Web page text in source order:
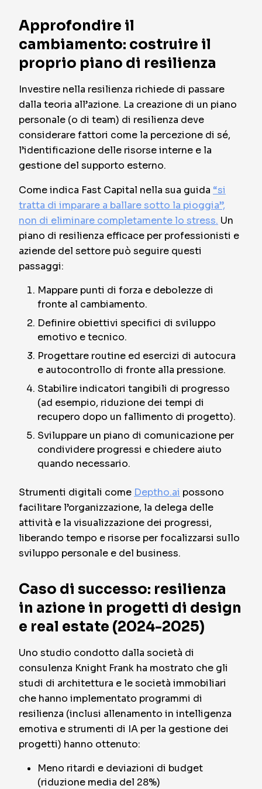
Approfondire il
cambiamento: costruire il
proprio piano di resilienza
Investire nella resilienza richiede di passare
dalla teoria all’azione. La creazione di un piano
personale (o di team) di resilienza deve
considerare fattori come la percezione di sé,
l’identificazione delle risorse interne e la
gestione del supporto esterno.
Come indica Fast Capital nella sua guida “si
tratta di imparare a ballare sotto la pioggia”,
non di eliminare completamente lo stress. Un
piano di resilienza efficace per professionisti e
aziende del settore può seguire questi
passaggi:
Mappare punti di forza e debolezze di
fronte al cambiamento.
Definire obiettivi specifici di sviluppo
emotivo e tecnico.
Progettare routine ed esercizi di autocura
e autocontrollo di fronte alla pressione.
Stabilire indicatori tangibili di progresso
(ad esempio, riduzione dei tempi di
recupero dopo un fallimento di progetto).
Sviluppare un piano di comunicazione per
condividere progressi e chiedere aiuto
quando necessario.
Strumenti digitali come Deptho.ai possono
facilitare l’organizzazione, la delega delle
attività e la visualizzazione dei progressi,
liberando tempo e risorse per focalizzarsi sullo
sviluppo personale e del business.
Caso di successo: resilienza
in azione in progetti di design
e real estate (2024-2025)
Uno studio condotto dalla società di
consulenza Knight Frank ha mostrato che gli
studi di architettura e le società immobiliari
che hanno implementato programmi di
resilienza (inclusi allenamento in intelligenza
emotiva e strumenti di IA per la gestione dei
progetti) hanno ottenuto:
Meno ritardi e deviazioni di budget
(riduzione media del 28%)